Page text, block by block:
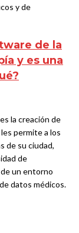
y de
de la
y es una
la creación de
permite a los
de su ciudad,
de
un entorno
datos médicos.